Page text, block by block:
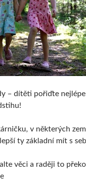
– dítěti pořiďte nejlépe
v některých
ty základní mít s
věci a raději to